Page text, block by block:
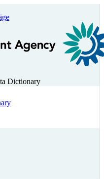
Dictionary